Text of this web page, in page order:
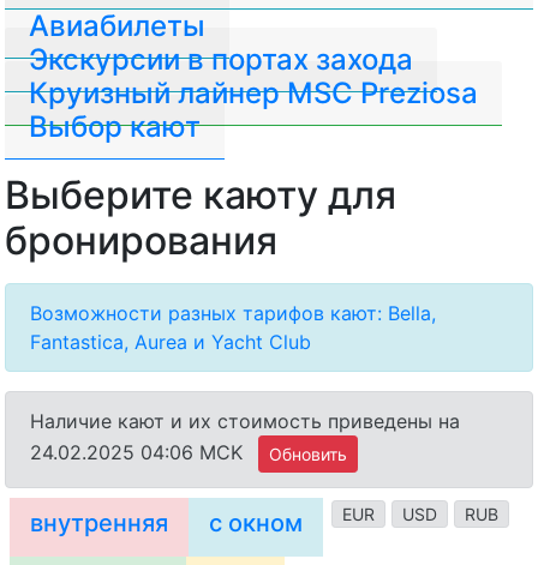
Авиабилеты
Экскурсии в портах захода
Круизный лайнер MSC Preziosa
Выбор кают
Выберите каюту для
бронирования
Возможности разных тарифов кают: Bella,
Fantastica, Aurea и Yacht Club
Наличие кают и их стоимость приведены на
24.02.2025 04:06 MCK
Обновить
EUR USD RUB
внутренняя с окном